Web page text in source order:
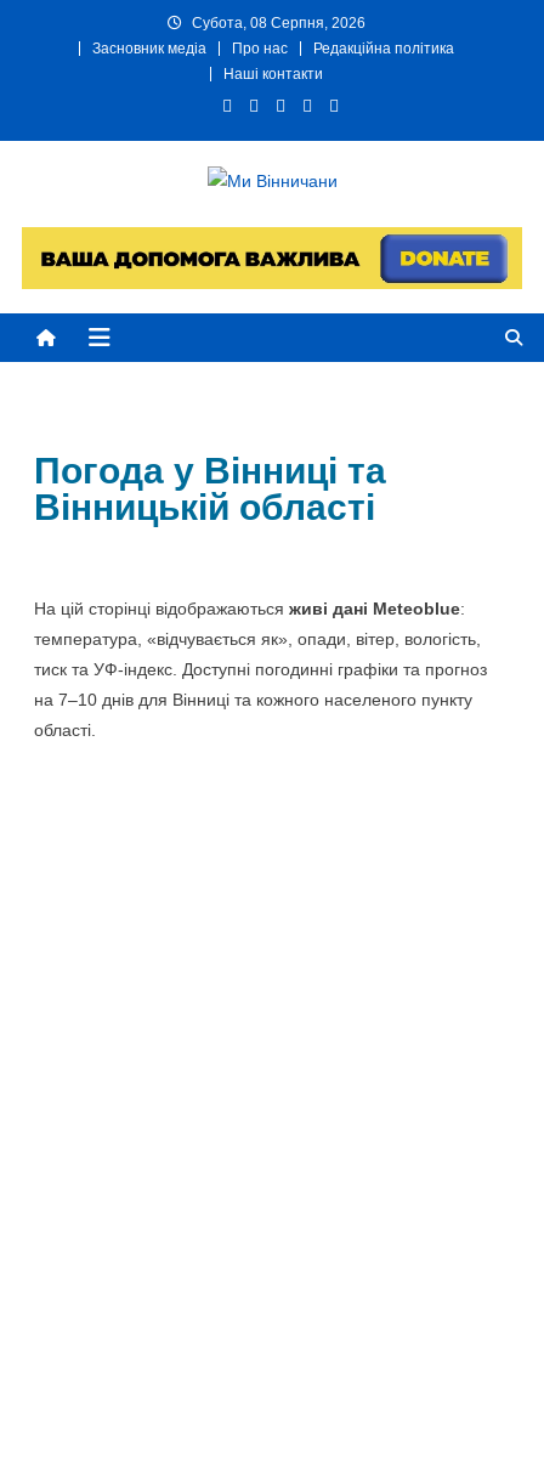
Субота, 08 Серпня, 2026
Засновник медіа
Про нас
Редакційна політика
Наші контакти
Ми Вінничани
Погода у Вінниці та
Вінницькій області
На цій сторінці відображаються живі дані Meteoblue:
температура, «відчувається як», опади, вітер, вологість,
тиск та УФ-індекс. Доступні погодинні графіки та прогноз
на 7–10 днів для Вінниці та кожного населеного пункту
області.